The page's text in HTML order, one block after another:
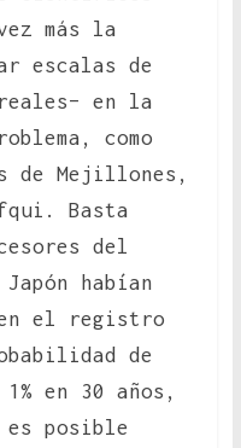
más la
escalas de
en la
como
de Mejillones,
Basta
del
habían
el registro
de
en 30 años,
es posible